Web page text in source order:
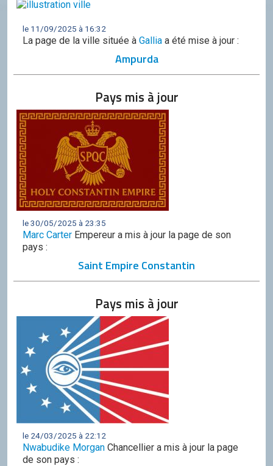
Génération City
L'UNIVERS GC
Le forum
Discord
CONTRIBUER
GitHub
le 11/09/2025 à 16:32
La page de la ville située à Gallia a été mise à jour :
Ampurda
Pays mis à jour
le 30/05/2025 à 23:35
Marc Carter Empereur a mis à jour la page de son
pays :
Saint Empire Constantin
Pays mis à jour
le 24/03/2025 à 22:12
Nwabudike Morgan Chancellier a mis à jour la page
de son pays :